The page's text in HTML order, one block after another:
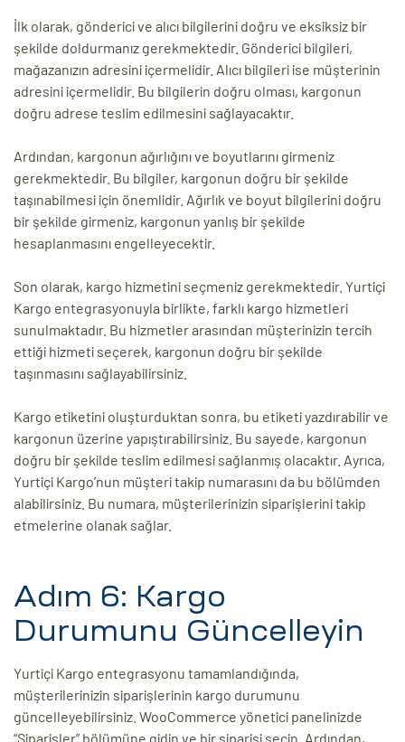
İlk olarak, gönderici ve alıcı bilgilerini doğru ve eksiksiz bir
şekilde doldurmanız gerekmektedir. Gönderici bilgileri,
mağazanızın adresini içermelidir. Alıcı bilgileri ise müşterinin
adresini içermelidir. Bu bilgilerin doğru olması, kargonun
doğru adrese teslim edilmesini sağlayacaktır.
Ardından, kargonun ağırlığını ve boyutlarını girmeniz
gerekmektedir. Bu bilgiler, kargonun doğru bir şekilde
taşınabilmesi için önemlidir. Ağırlık ve boyut bilgilerini doğru
bir şekilde girmeniz, kargonun yanlış bir şekilde
hesaplanmasını engelleyecektir.
Son olarak, kargo hizmetini seçmeniz gerekmektedir. Yurtiçi
Kargo entegrasyonuyla birlikte, farklı kargo hizmetleri
sunulmaktadır. Bu hizmetler arasından müşterinizin tercih
ettiği hizmeti seçerek, kargonun doğru bir şekilde
taşınmasını sağlayabilirsiniz.
Kargo etiketini oluşturduktan sonra, bu etiketi yazdırabilir ve
kargonun üzerine yapıştırabilirsiniz. Bu sayede, kargonun
doğru bir şekilde teslim edilmesi sağlanmış olacaktır. Ayrıca,
Yurtiçi Kargo’nun müşteri takip numarasını da bu bölümden
alabilirsiniz. Bu numara, müşterilerinizin siparişlerini takip
etmelerine olanak sağlar.
Adım 6: Kargo
Durumunu Güncelleyin
Yurtiçi Kargo entegrasyonu tamamlandığında,
müşterilerinizin siparişlerinin kargo durumunu
güncelleyebilirsiniz. WooCommerce yönetici panelinizde
“Siparişler” bölümüne gidin ve bir siparişi seçin. Ardından,